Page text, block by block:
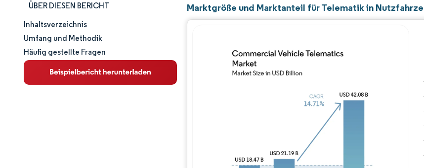
ÜBER DIESEN BERICHT
Marktgröße und -anteil
Marktanalyse
Trends und Einblicke
Inhaltsverzeichnis
Umfang und Methodik
Häufig gestellte Fragen
Marktgröße und Marktanteil für Telematik in
Bild © Mordor Intelligence.